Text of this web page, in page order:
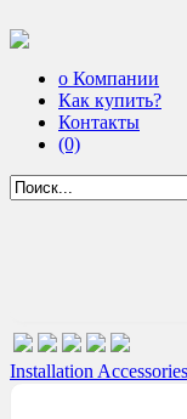
о Компании
Как купить?
Контакты
(0)
Installation Accessories